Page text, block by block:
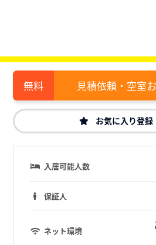
見積依頼・空室
お気に入り登録
入居可能人数
保証人
ネット環境